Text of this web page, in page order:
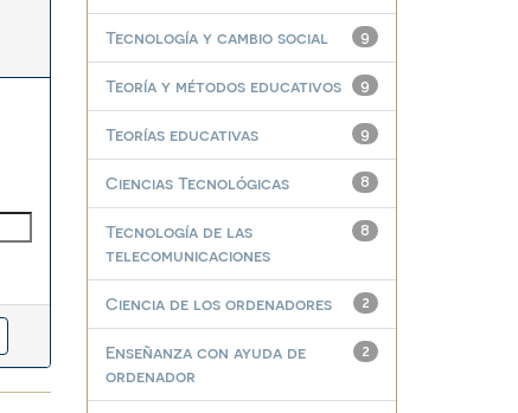
9
Tecnología y cambio social
9
Teoría y métodos educativos
9
Teorías educativas
8
Ciencias Tecnológicas
8
Tecnología de las
telecomunicaciones
2
Ciencia de los ordenadores
2
Enseñanza con ayuda de
ordenador